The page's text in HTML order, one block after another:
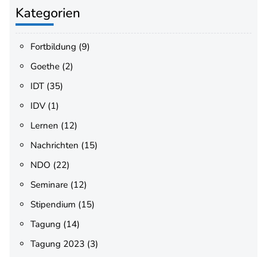
Kategorien
Fortbildung (9)
Goethe (2)
IDT (35)
IDV (1)
Lernen (12)
Nachrichten (15)
NDO (22)
Seminare (12)
Stipendium (15)
Tagung (14)
Tagung 2023 (3)